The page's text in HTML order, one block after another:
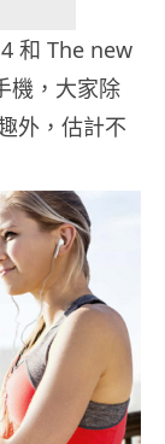
和 The new
機，大家除
外，估計不